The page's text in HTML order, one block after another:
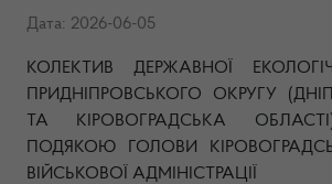
Дата: 2026-06-05
КОЛЕКТИВ ДЕРЖАВНОЇ
ПРИДНІПРОВСЬКОГО ОКРУГУ
ТА КІРОВОГРАДСЬКА
ПОДЯКОЮ ГОЛОВИ
ВІЙСЬКОВОЇ АДМІНІСТРАЦІЇ